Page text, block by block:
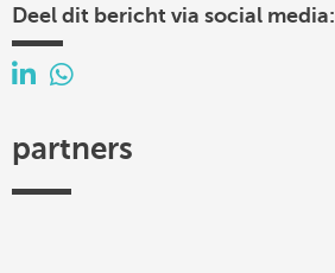
Deel dit bericht via social media:
partners